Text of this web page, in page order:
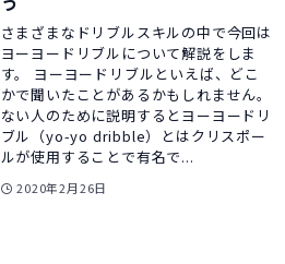
さまざまなドリブルスキルの中で今回は
ヨーヨードリブルについて解説をしま
す。 ヨーヨードリブルといえば、どこ
かで聞いたことがあるかもしれません。
ない人のために説明するとヨーヨードリ
ブル（yo-yo dribble）とはクリスポー
ルが使用することで有名で...
2020年2月26日